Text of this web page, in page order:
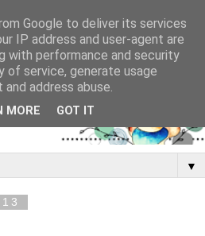
▼
Google to deliver its services
IP address and user-agent are
with performance and security
of service, generate usage
address abuse.
MORE GOT IT